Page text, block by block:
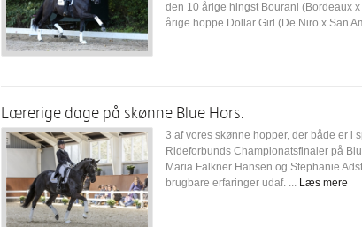
den 10 årige hingst Bourani (Bordeaux
årige hoppe Dollar Girl (De Niro x San
Lærerige dage på skønne Blue Hors.
3 af vores skønne hopper, der både er i
Rideforbunds Championatsfinaler på
Maria Falkner Hansen og Stephanie
brugbare erfaringer udaf. ... Læs mere